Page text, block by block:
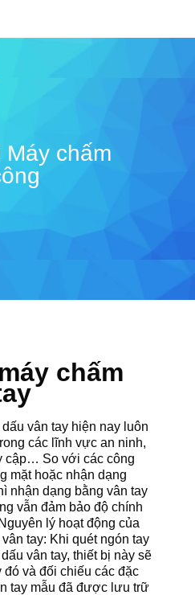
Máy chấm
chấm
vân tay hiện nay luôn
các lĩnh vực an ninh,
cập… So với các công
mặt hoặc nhận dạng
nhận dạng bằng vân tay
vẫn đảm bảo độ chính
lý hoạt động của
tay: Khi quét ngón tay
vân tay, thiết bị này sẽ
và đối chiếu các đặc
tay mẫu đã được lưu trữ